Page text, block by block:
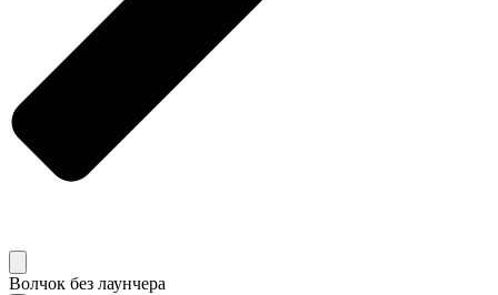
Волчок без лаунчера